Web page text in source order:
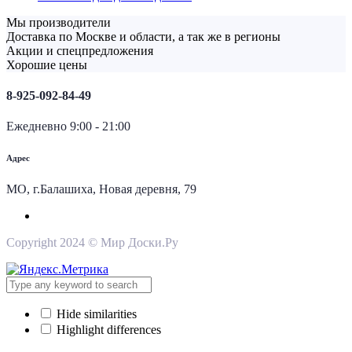
Мы производители
Доставка по Москве и области, а так же в регионы
Акции и спецпредложения
Хорошие цены
8-925-092-84-49
Ежедневно 9:00 - 21:00
Адрес
МО, г.Балашиха, Новая деревня, 79
Copyright 2024 © Мир Доски.Ру
Hide similarities
Highlight differences